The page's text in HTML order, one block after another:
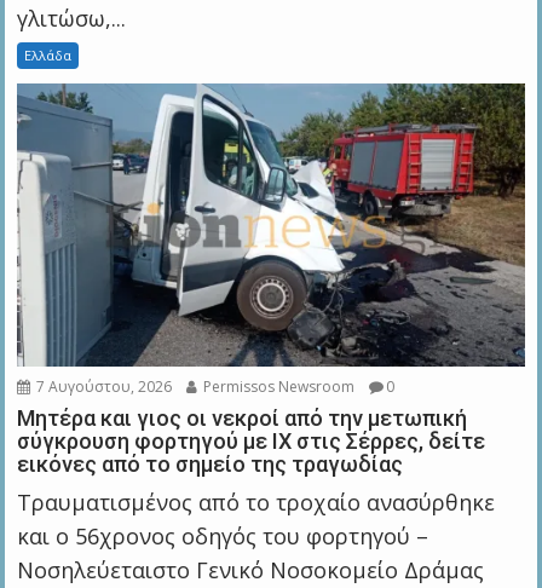
γλιτώσω,...
Ελλάδα
7 Αυγούστου, 2026 Permissos Newsroom 0
Μητέρα και γιος οι νεκροί από την μετωπική
σύγκρουση φορτηγού με ΙΧ στις Σέρρες, δείτε
εικόνες από το σημείο της τραγωδίας
Τραυματισμένος από το τροχαίο ανασύρθηκε
και ο 56χρονος οδηγός του φορτηγού –
Νοσηλεύεταιστο Γενικό Νοσοκομείο Δράμας